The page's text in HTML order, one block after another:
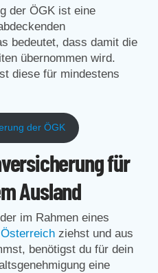
der ÖGK ist eine
bedeutet, dass damit die
übernommen wird.
diese für mindestens
der ÖGK
für
Ausland
im Rahmen eines
ziehst und aus
benötigst du für dein
eine